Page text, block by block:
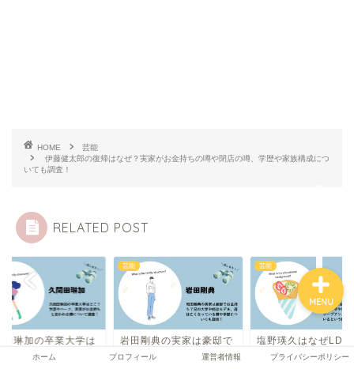
HOME
芸能
伊藤健太郎の復帰はなぜ？実家がお金持ちの噂や閉店の噂、学歴や家族構成につ
いても調査！
RELATED POST
剛典の実家は豪邸で
持ち？兄の大学や姉
芸能
塩野瑛久はなぜLDH所属
なのか？中卒や実家の両
芸能
久間田琳加の卒業大
どこ？学歴やハーフ
ホーム プロフィール 運営者情報 プライバシーポリシー
MENU
運営者情報